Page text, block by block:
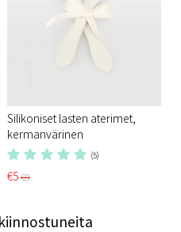
Silikoniset lasten aterimet,
kermanvärinen
(5)
€5€9